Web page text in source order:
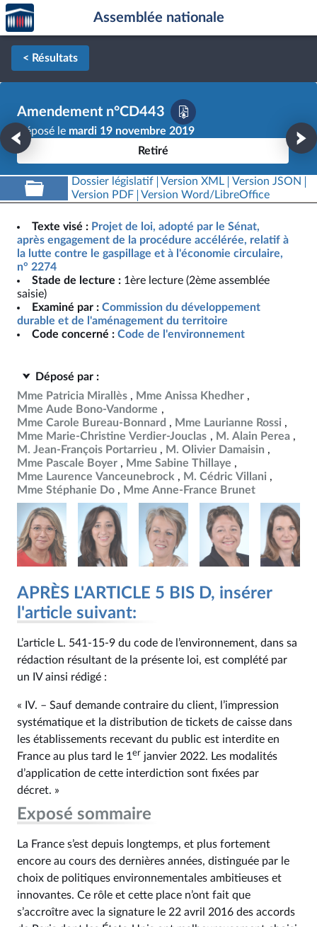
Aller au contenu
Aller en bas de la page
Accèder
à la
page
d'accueil
Assemblée nationale
< Résultats
Amendement n°CD443
Déposé le mardi 19 novembre 2019
Retiré
Dossier législatif Version XML
Version JSON
Version PDF
Version Word/LibreOffice
Texte visé : Projet de loi, adopté par le Sénat,
après engagement de la procédure accélérée, relatif à
la lutte contre le gaspillage et à l'économie circulaire,
n° 2274
Stade de lecture : 1ère lecture (2ème assemblée
saisie)
Examiné par : Commission du développement
durable et de l'aménagement du territoire
Code concerné : Code de l'environnement
Déposé par :
Mme Patricia Mirallès
Mme Anissa Khedher
Mme Aude Bono-Vandorme
Mme Carole Bureau-Bonnard
Mme Laurianne Rossi
Mme Marie-Christine Verdier-Jouclas
M. Alain Perea
M. Jean-François Portarrieu
M. Olivier Damaisin
Mme Pascale Boyer
Mme Sabine Thillaye
Mme Laurence Vanceunebrock
M. Cédric Villani
Mme Stéphanie Do
Mme Anne-France Brunet
APRÈS L'ARTICLE 5 BIS D, insérer
l'article suivant:
L’article L. 541‑15‑9 du code de l’environnement, dans sa
rédaction résultant de la présente loi, est complété par
un IV ainsi rédigé :
« IV. – Sauf demande contraire du client, l’impression
systématique et la distribution de tickets de caisse dans
les établissements recevant du public est interdite en
France au plus tard le 1 er janvier 2022. Les modalités
d’application de cette interdiction sont fixées par
décret. »
Exposé sommaire
La France s’est depuis longtemps, et plus fortement
encore au cours des dernières années, distinguée par le
choix de politiques environnementales ambitieuses et
innovantes. Ce rôle et cette place n’ont fait que
s’accroître avec la signature le 22 avril 2016 des accords